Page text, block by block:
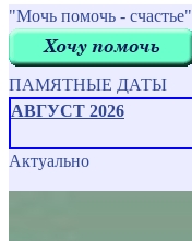
"Мочь помочь - счастье"
ПАМЯТНЫЕ ДАТЫ
АВГУСТ 2026
Актуально